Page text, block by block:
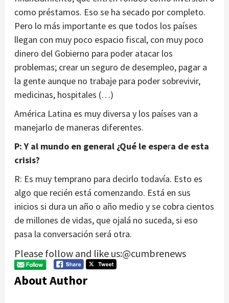
como préstamos. Eso se ha secado por completo.
Pero lo más importante es que todos los países
llegan con muy poco espacio fiscal, con muy poco
dinero del Gobierno para poder atacar los
problemas; crear un seguro de desempleo, pagar a
la gente aunque no trabaje para poder sobrevivir,
medicinas, hospitales (…)
América Latina es muy diversa y los países van a
manejarlo de maneras diferentes.
P: Y al mundo en general ¿Qué le espera de esta
crisis?
R: Es muy temprano para decirlo todavía. Esto es
algo que recién está comenzando. Está en sus
inicios si dura un año o año medio y se cobra cientos
de millones de vidas, que ojalá no suceda, si eso
pasa la conversación será otra.
Please follow and like us:@cumbrenews
About Author